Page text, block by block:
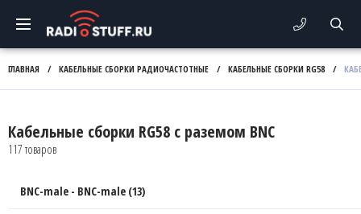
ГЛАВНАЯ / КАБЕЛЬНЫЕ СБОРКИ РАДИОЧАСТОТНЫЕ / КАБЕЛЬНЫЕ СБОРКИ RG58 /
Кабельные сборки RG58 с раземом BNC
117 товаров
BNC-male - BNC-male (13)